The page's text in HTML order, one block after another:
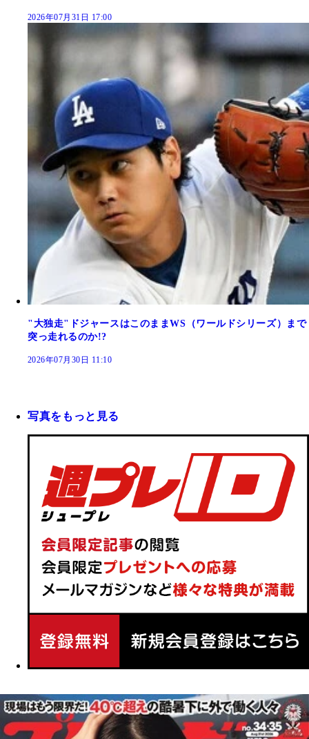
2026年07月31日 17:00
"大独走"ドジャースはこのままWS（ワールドシリーズ）まで
突っ走れるのか!?
2026年07月30日 11:10
写真をもっと見る